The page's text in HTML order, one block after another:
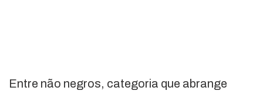
Entre não negros, categoria que abrange